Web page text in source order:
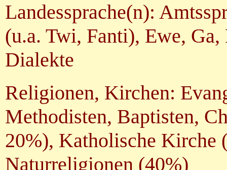
Landessprache(n):
(u.a. Twi, Fanti), Ewe, Ga,
Dialekte
Religionen, Kirchen:
Methodisten, Baptisten,
20%), Katholische Kirche
Naturreligionen (40%)